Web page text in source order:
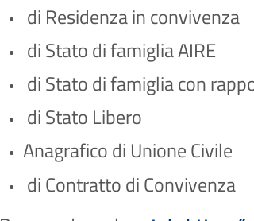
di Residenza in convivenza
di Stato di famiglia AIRE
di Stato di famiglia con
di Stato Libero
Anagrafico di Unione Civile
di Contratto di Convivenza